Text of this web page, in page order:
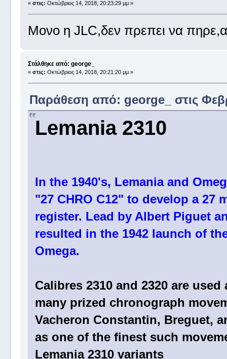
« στις: Οκτώβριος 14, 2018, 20:23:29 μμ »
Μονο η JLC,δεν πρεπει να
Στάλθηκε από: george_
« στις: Οκτώβριος 14, 2018, 20:21:20 μμ »
Παράθεση από: george_ στις
Lemania 2310
In the 1940's, Lemania and
"27 CHRO C12" to develop a 27
register. Lead by Albert Piguet
resulted in the 1942 launch of
Omega.
Calibres 2310 and 2320 are
many prized chronograph
Vacheron Constantin, Breguet,
as one of the finest such
Lemania 2310 variants